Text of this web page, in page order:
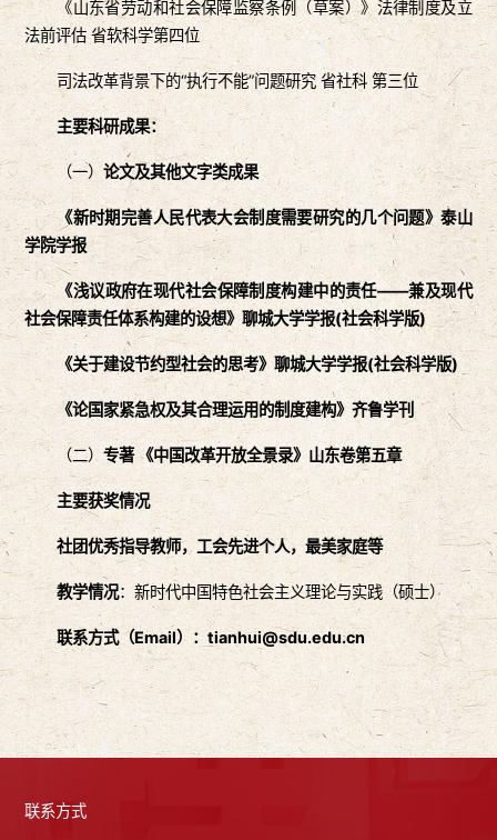
《山东省劳动和社会保障监察条例（草案）》法律制度及立
法前评估 省软科学第四位
司法改革背景下的“执行不能”问题研究 省社科 第三位
主要科研成果：
（一）论文及其他文字类成果
《新时期完善人民代表大会制度需要研究的几个问题》泰山
学院学报
《浅议政府在现代社会保障制度构建中的责任——兼及现代
社会保障责任体系构建的设想》聊城大学学报(社会科学版)
《关于建设节约型社会的思考》聊城大学学报(社会科学版)
《论国家紧急权及其合理运用的制度建构》齐鲁学刊
（二）专著 《中国改革开放全景录》 山东卷第五章
主要获奖情况
社团优秀指导教师，工会先进个人，最美家庭等
教学情况：新时代中国特色社会主义理论与实践（硕士）
联系方式（Email）：tianhui@sdu.edu.cn
联系方式